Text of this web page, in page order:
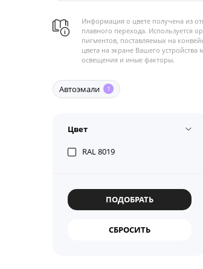
Информация о цвете получена из
плавного перехода. Используется
пигментов, поставляемых на
цвета на экране Вашего устройства
освещения и иные факторы.
Автоэмали 1
Цвет
RAL 8019